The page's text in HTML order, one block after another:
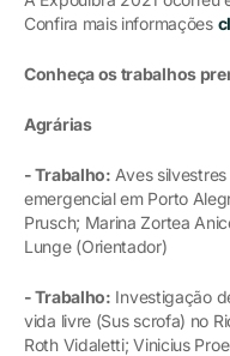
Confira mais informações
Conheça os trabalhos
Agrárias
- Trabalho: Aves
emergencial em Porto
Prusch; Marina Zortea
Lunge (Orientador)
- Trabalho: Investigação
vida livre (Sus scrofa) no
Roth Vidaletti; Vinicius